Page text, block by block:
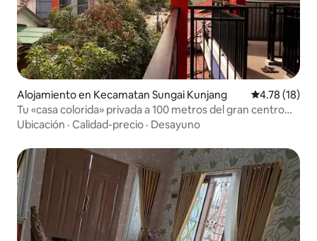
Alojamiento en Kecamatan Sungai Kunjang Calificación
4.78 (18)
Tu «casa colorida» privada a 100 metros del gran centro
comercial
Ubicación · Calidad-precio · Desayuno